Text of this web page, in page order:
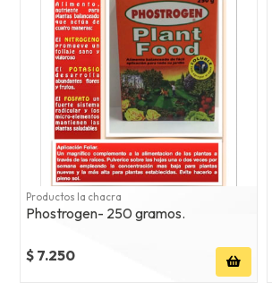
Productos la chacra
Phostrogen- 250 gramos.
$ 7.250